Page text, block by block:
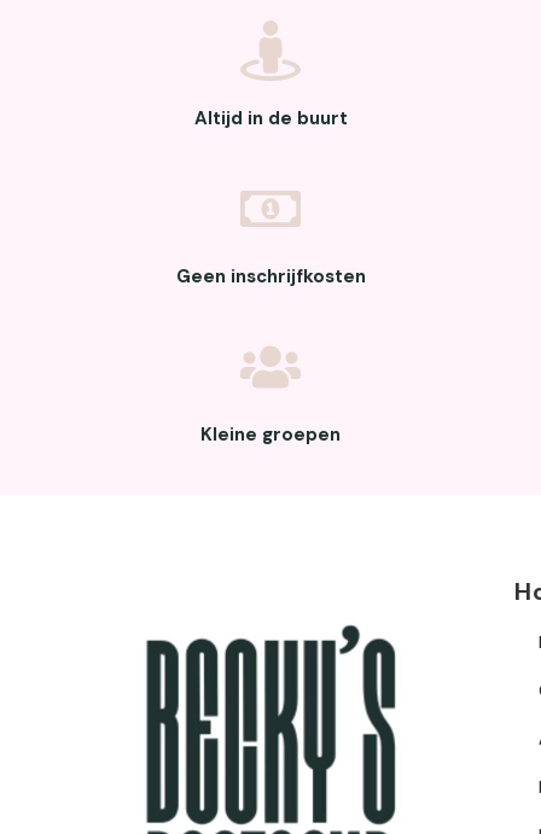
Altijd in de buurt
Geen inschrijfkosten
Kleine groepen